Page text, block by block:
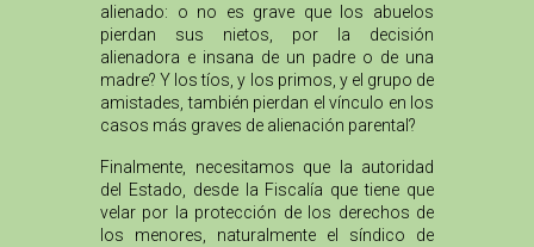
alienado: o no es grave que los abuelos
pierdan sus nietos, por la decisión
alienadora e insana de un padre o de una
madre? Y los tíos, y los primos, y el grupo de
amistades, también pierdan el vínculo en los
casos más graves de alienación parental?
Finalmente, necesitamos que la autoridad
del Estado, desde la Fiscalía que tiene que
velar por la protección de los derechos de
los menores, naturalmente el síndico de